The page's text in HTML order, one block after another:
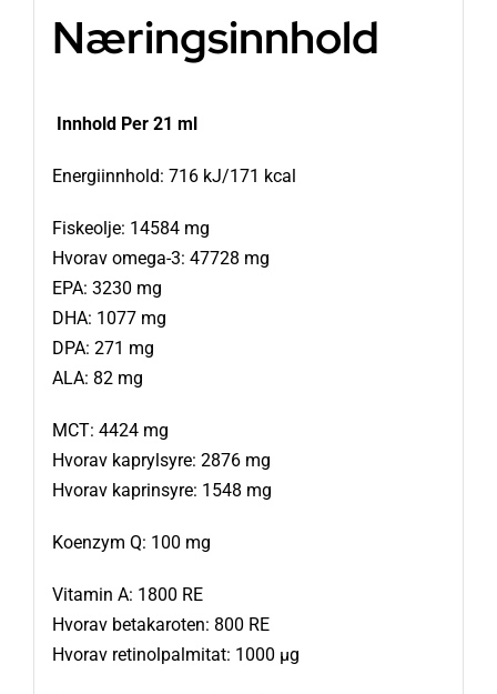
Næringsinnhold
Innhold Per 21 ml
Energiinnhold: 716 kJ/171 kcal
Fiskeolje: 14584 mg
Hvorav omega-3: 47728 mg
EPA: 3230 mg
DHA: 1077 mg
DPA: 271 mg
ALA: 82 mg
MCT: 4424 mg
Hvorav kaprylsyre: 2876 mg
Hvorav kaprinsyre: 1548 mg
Koenzym Q: 100 mg
Vitamin A: 1800 RE
Hvorav betakaroten: 800 RE
Hvorav retinolpalmitat: 1000 μg